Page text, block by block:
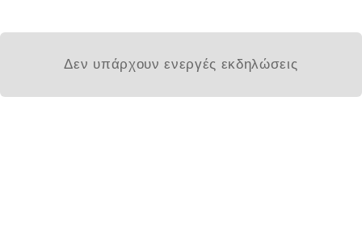
Δεν υπάρχουν ενεργές εκδηλώσεις